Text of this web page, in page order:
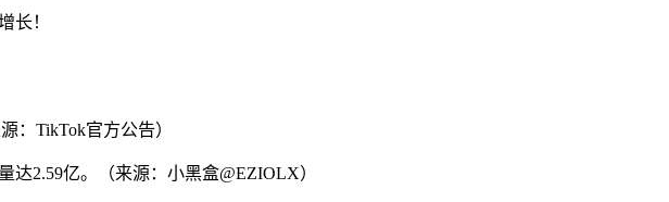
长！
：TikTok官方公告）
2.59亿。（来源：小黑盒@EZIOLX）